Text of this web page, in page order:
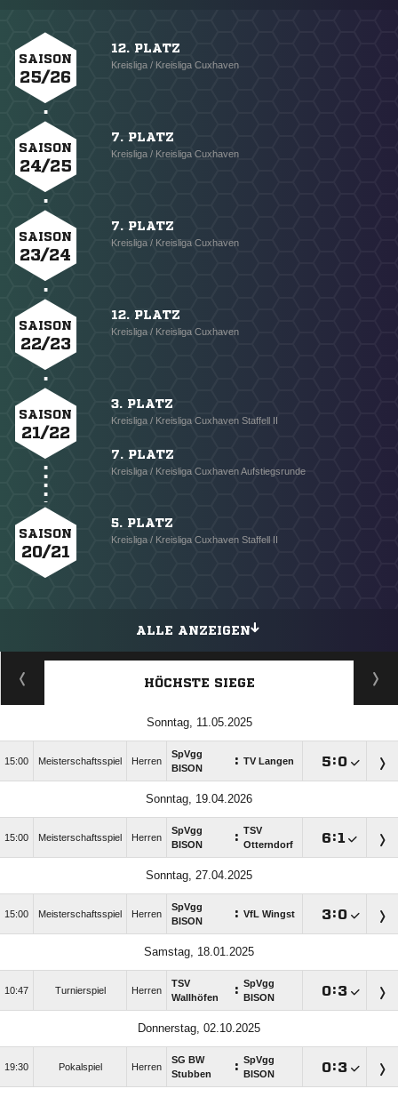
SAISON
25/26
12. PLATZ
Kreisliga / Kreisliga Cuxhaven
SAISON
24/25
7. PLATZ
Kreisliga / Kreisliga Cuxhaven
SAISON
23/24
7. PLATZ
Kreisliga / Kreisliga Cuxhaven
SAISON
22/23
12. PLATZ
Kreisliga / Kreisliga Cuxhaven
SAISON
21/22
3. PLATZ
Kreisliga / Kreisliga Cuxhaven Staffell II
7. PLATZ
Kreisliga / Kreisliga Cuxhaven Aufstiegsrunde
SAISON
20/21
5. PLATZ
Kreisliga / Kreisliga Cuxhaven Staffell II
ALLE ANZEIGEN
HÖCHSTE SIEGE
Sonntag, 11.05.2025
15:00 Meisterschaftsspiel Herren
SpVgg
BISON
: TV Langen :
Sonntag, 19.04.2026
15:00 Meisterschaftsspiel Herren
SpVgg
BISON
: TSV
Otterndorf
:
Sonntag, 27.04.2025
15:00 Meisterschaftsspiel Herren
SpVgg
BISON
: VfL Wingst :
Samstag, 18.01.2025
10:47 Turnierspiel Herren
TSV
Wallhöfen
: SpVgg
BISON
:
Donnerstag, 02.10.2025
19:30 Pokalspiel Herren
SG BW
Stubben
: SpVgg
BISON
: